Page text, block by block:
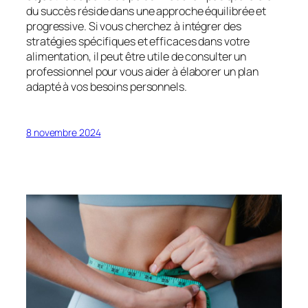
du succès réside dans une approche équilibrée et
progressive. Si vous cherchez à intégrer des
stratégies spécifiques et efficaces dans votre
alimentation, il peut être utile de consulter un
professionnel pour vous aider à élaborer un plan
adapté à vos besoins personnels.
8 novembre 2024